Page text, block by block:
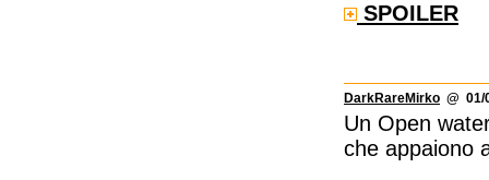
SPOILER
DarkRareMirko @ 01/
Un Open
che appaiono